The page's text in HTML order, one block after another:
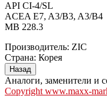
API CI-4/SL
ACEA E7, A3/B3, A3/B4
MB 228.3
Производитель: ZIC
Страна: Корея
Аналоги, заменители и
Copyright www.maxx-